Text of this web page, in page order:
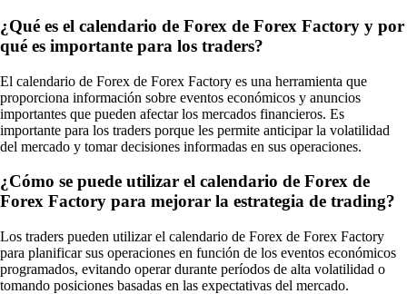
¿Qué es el calendario de Forex de Forex Factory y por
qué es importante para los traders?
El calendario de Forex de Forex Factory es una herramienta que
proporciona información sobre eventos económicos y anuncios
importantes que pueden afectar los mercados financieros. Es
importante para los traders porque les permite anticipar la volatilidad
del mercado y tomar decisiones informadas en sus operaciones.
¿Cómo se puede utilizar el calendario de Forex de
Forex Factory para mejorar la estrategia de trading?
Los traders pueden utilizar el calendario de Forex de Forex Factory
para planificar sus operaciones en función de los eventos económicos
programados, evitando operar durante períodos de alta volatilidad o
tomando posiciones basadas en las expectativas del mercado.